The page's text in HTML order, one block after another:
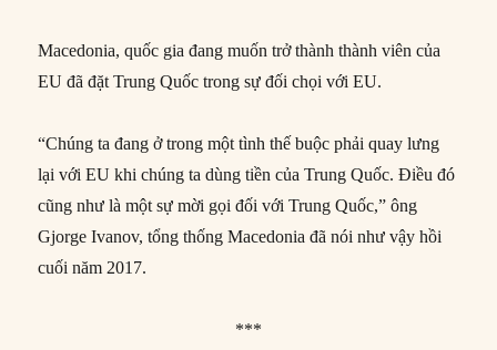
Macedonia, quốc gia đang muốn trở thành thành viên của
EU đã đặt Trung Quốc trong sự đối chọi với EU.
“Chúng ta đang ở trong một tình thế buộc phải quay lưng
lại với EU khi chúng ta dùng tiền của Trung Quốc. Điều đó
cũng như là một sự mời gọi đối với Trung Quốc,” ông
Gjorge Ivanov, tổng thống Macedonia đã nói như vậy hồi
cuối năm 2017.
***